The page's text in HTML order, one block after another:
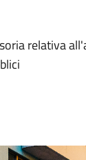
relativa